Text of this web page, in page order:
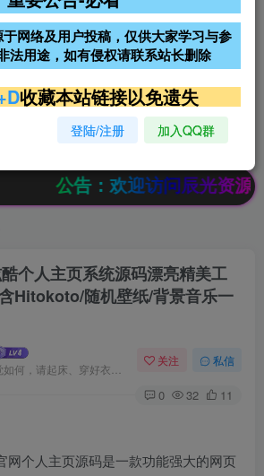
器68元/
雨云高防免备案服务器
招租 超低价文字广告位招租
超低价文字广告位招租
：欢迎访问辰光资源网，本站
个人主页系统源码漂亮精美工
Hitokoto/随机壁纸/背景音乐一
关注 私信
0 32 11
网个人主页源码是一款功能强大的网页
网络及用户投稿，仅供大家学习与参
法用途，如有侵权请联系站长删除
收藏本站链接以免遗失
登陆/注册 加入QQ群